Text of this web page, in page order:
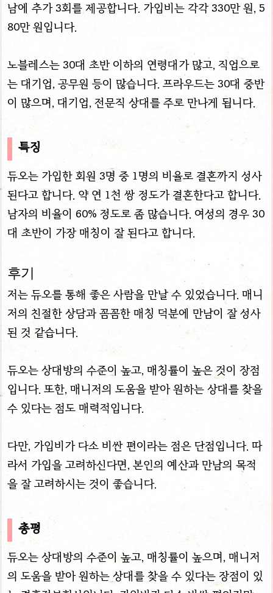
남에 추가 3회를 제공합니다. 가입비는 각각 330만 원, 5
80만 원입니다.
노블레스는 30대 초반 이하의 연령대가 많고, 직업으로
는 대기업, 공무원 등이 많습니다. 프라우드는 30대 중반
이 많으며, 대기업, 전문직 상대를 주로 만나게 됩니다.
특징
듀오는 가입한 회원 3명 중 1명의 비율로 결혼까지 성사
된다고 합니다. 약 연 1천 쌍 정도가 결혼한다고 합니다.
남자의 비율이 60% 정도로 좀 많습니다. 여성의 경우 30
대 초반이 가장 매칭이 잘 된다고 합니다.
후기
저는 듀오를 통해 좋은 사람을 만날 수 있었습니다. 매니
저의 친절한 상담과 꼼꼼한 매칭 덕분에 만남이 잘 성사
된 것 같습니다.
듀오는 상대방의 수준이 높고, 매칭률이 높은 것이 장점
입니다. 또한, 매니저의 도움을 받아 원하는 상대를 찾을
수 있다는 점도 매력적입니다.
다만, 가입비가 다소 비싼 편이라는 점은 단점입니다. 따
라서 가입을 고려하신다면, 본인의 예산과 만남의 목적
을 잘 고려하시는 것이 좋습니다.
총평
듀오는 상대방의 수준이 높고, 매칭률이 높으며, 매니저
의 도움을 받아 원하는 상대를 찾을 수 있다는 장점이 있